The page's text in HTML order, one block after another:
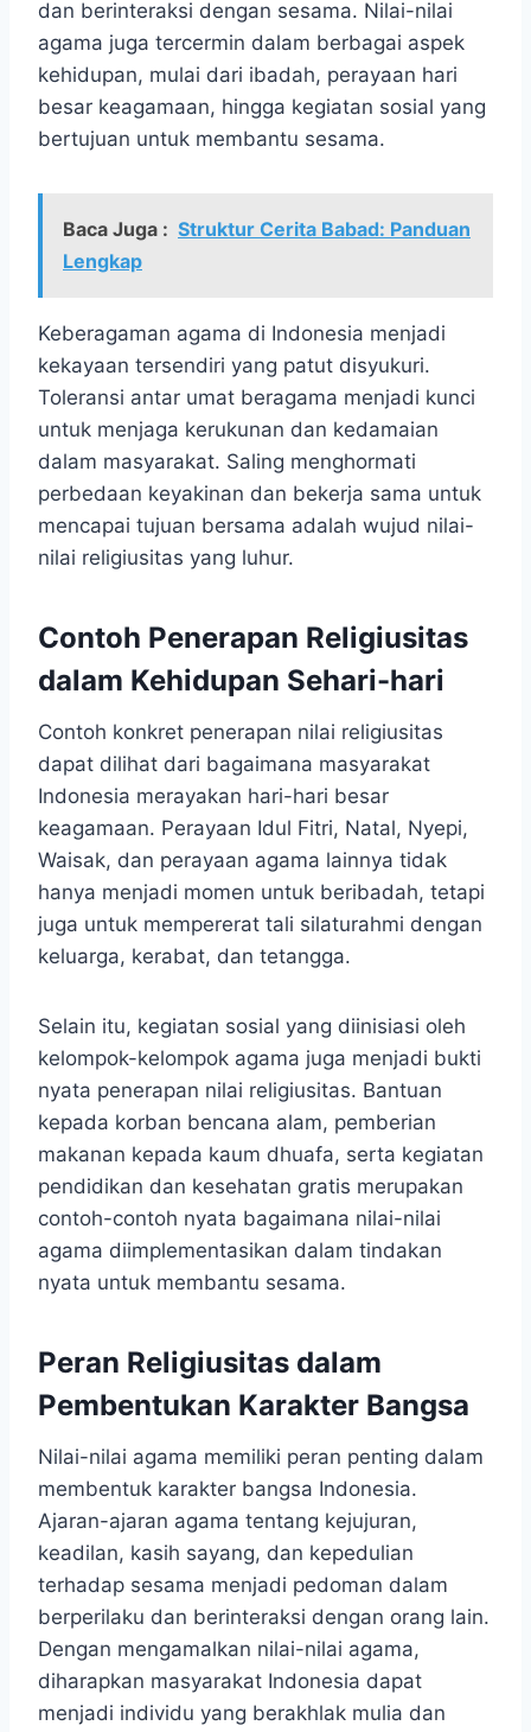
dan berinteraksi dengan sesama. Nilai-nilai
agama juga tercermin dalam berbagai aspek
kehidupan, mulai dari ibadah, perayaan hari
besar keagamaan, hingga kegiatan sosial yang
bertujuan untuk membantu sesama.
Baca Juga : Struktur Cerita Babad: Panduan
Lengkap
Keberagaman agama di Indonesia menjadi
kekayaan tersendiri yang patut disyukuri.
Toleransi antar umat beragama menjadi kunci
untuk menjaga kerukunan dan kedamaian
dalam masyarakat. Saling menghormati
perbedaan keyakinan dan bekerja sama untuk
mencapai tujuan bersama adalah wujud nilai-
nilai religiusitas yang luhur.
Contoh Penerapan Religiusitas
dalam Kehidupan Sehari-hari
Contoh konkret penerapan nilai religiusitas
dapat dilihat dari bagaimana masyarakat
Indonesia merayakan hari-hari besar
keagamaan. Perayaan Idul Fitri, Natal, Nyepi,
Waisak, dan perayaan agama lainnya tidak
hanya menjadi momen untuk beribadah, tetapi
juga untuk mempererat tali silaturahmi dengan
keluarga, kerabat, dan tetangga.
Selain itu, kegiatan sosial yang diinisiasi oleh
kelompok-kelompok agama juga menjadi bukti
nyata penerapan nilai religiusitas. Bantuan
kepada korban bencana alam, pemberian
makanan kepada kaum dhuafa, serta kegiatan
pendidikan dan kesehatan gratis merupakan
contoh-contoh nyata bagaimana nilai-nilai
agama diimplementasikan dalam tindakan
nyata untuk membantu sesama.
Peran Religiusitas dalam
Pembentukan Karakter Bangsa
Nilai-nilai agama memiliki peran penting dalam
membentuk karakter bangsa Indonesia.
Ajaran-ajaran agama tentang kejujuran,
keadilan, kasih sayang, dan kepedulian
terhadap sesama menjadi pedoman dalam
berperilaku dan berinteraksi dengan orang lain.
Dengan mengamalkan nilai-nilai agama,
diharapkan masyarakat Indonesia dapat
menjadi individu yang berakhlak mulia dan